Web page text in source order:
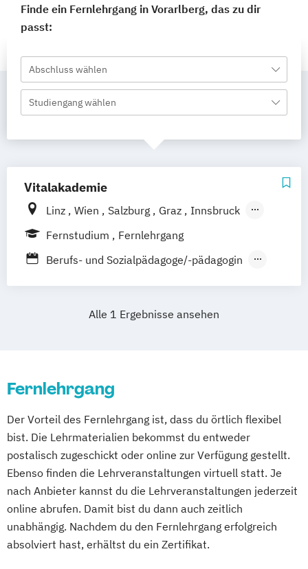
Finde ein Fernlehrgang in Vorarlberg, das zu dir
passt:
Abschluss wählen
Studiengang wählen
Vitalakademie
Linz Wien Salzburg Graz
Innsbruck
Dornbrin
Klagenfurt
Fernstudium
Fernlehrgang
Berufs- und Sozialpädagoge/-pädagogin
Fitness- und Gesundheitstrainer/in
Alle 1 Ergebnisse ansehen
Fernlehrgang
Der Vorteil des Fernlehrgang ist, dass du örtlich flexibel
bist. Die Lehrmaterialien bekommst du entweder
postalisch zugeschickt oder online zur Verfügung gestellt.
Ebenso finden die Lehrveranstaltungen virtuell statt. Je
nach Anbieter kannst du die Lehrveranstaltungen jederzeit
online abrufen. Damit bist du dann auch zeitlich
unabhängig. Nachdem du den Fernlehrgang erfolgreich
absolviert hast, erhältst du ein Zertifikat.